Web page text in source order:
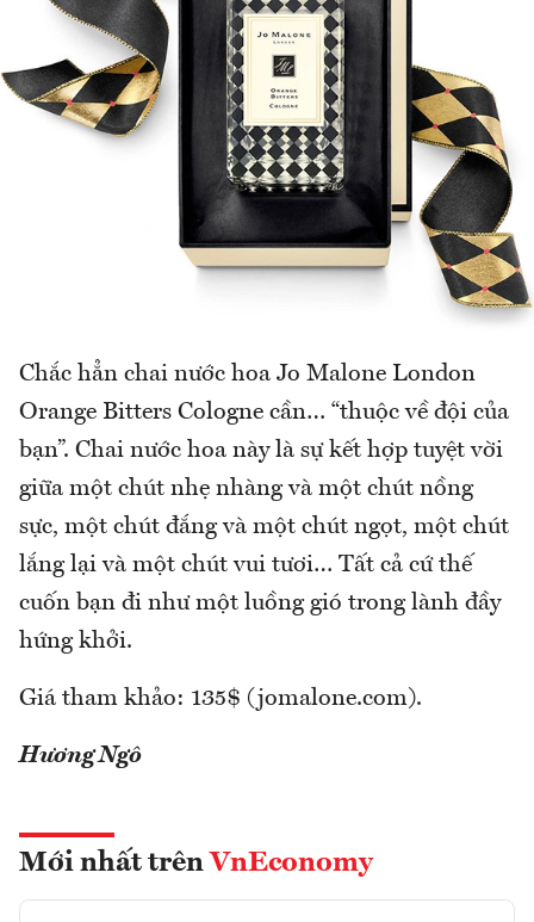
Chắc hẳn chai nước hoa Jo Malone London
Orange Bitters Cologne cần… “thuộc về đội của
bạn”. Chai nước hoa này là sự kết hợp tuyệt vời
giữa một chút nhẹ nhàng và một chút nồng
sực, một chút đắng và một chút ngọt, một chút
lắng lại và một chút vui tươi… Tất cả cứ thế
cuốn bạn đi như một luồng gió trong lành đầy
hứng khởi.
Giá tham khảo: 135$ (jomalone.com).
Hương Ngô
Mới nhất trên VnEconomy